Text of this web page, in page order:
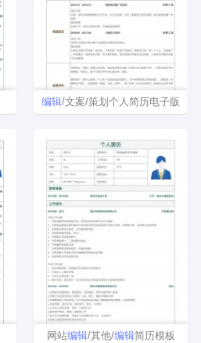
编辑/文案/策划个人简历电子版
网站编辑/其他/编辑简历模板